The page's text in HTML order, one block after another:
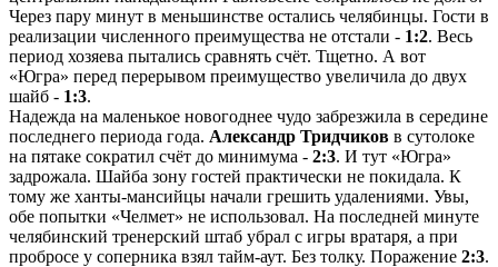
Через пару минут в меньшинстве остались челябинцы. Гости в
реализации численного преимущества не отстали - 1:2. Весь
период хозяева пытались сравнять счёт. Тщетно. А вот
«Югра» перед перерывом преимущество увеличила до двух
шайб - 1:3.
Надежда на маленькое новогоднее чудо забрезжила в середине
последнего периода года. Александр Тридчиков в сутолоке
на пятаке сократил счёт до минимума - 2:3. И тут «Югра»
задрожала. Шайба зону гостей практически не покидала. К
тому же ханты-мансийцы начали грешить удалениями. Увы,
обе попытки «Челмет» не использовал. На последней минуте
челябинский тренерский штаб убрал с игры вратаря, а при
пробросе у соперника взял тайм-аут. Без толку. Поражение 2:3.